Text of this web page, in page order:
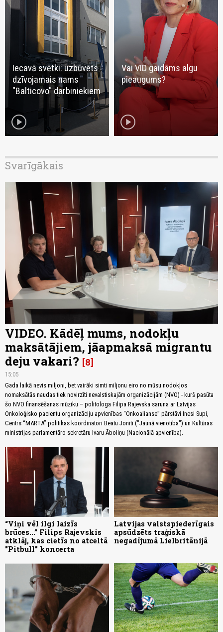
Iecavā svētki: uzbūvēts
dzīvojamais nams
"Balticovo" darbiniekiem
play_circle
Vai VID gaidāms algu
pieaugums?
play_circle
Svarīgākais
VIDEO. Kādēļ mums, nodokļu
maksātājiem, jāapmaksā migrantu
deju vakari? 8
15:05
Gada laikā nevis miljoni, bet vairāki simti miljonu eiro no mūsu nodokļos
nomaksātās naudas tiek novirzīti nevalstiskajām organizācijām (NVO) - kurš pasūta
šo NVO finansēšanas mūziku – politologa Filipa Rajevska saruna ar Latvijas
Onkoloģisko pacientu organizāciju apvienības “Onkoalianse” pārstāvi Inesi Supi,
Centrs “MARTA” politikas koordinatori Beatu Joniti ("Jaunā vienotība") un Kultūras
ministrijas parlamentāro sekretāru Ivaru Āboliņu (Nacionālā apvienība).
“Viņi vēl ilgi laizīs
brūces...” Filips Rajevskis
atklāj, kas cietīs no atceltā
"Pitbull" koncerta
Latvijas valstspiederīgais
apsūdzēts traģiskā
negadījumā Lielbritānijā